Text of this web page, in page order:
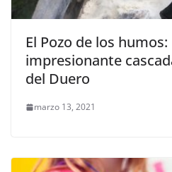
El Pozo de los humos:
impresionante
del Duero
marzo 13, 2021